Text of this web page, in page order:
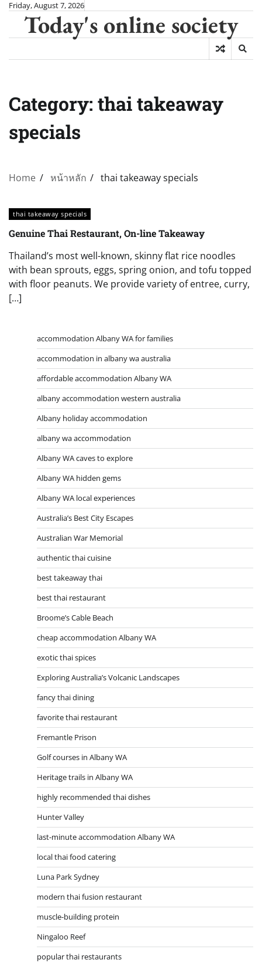
Skip
content
Friday, August 7, 2026
Today's online society
Category: thai takeaway
specials
Home หน้าหลัก thai takeaway specials
thai takeaway specials
Genuine Thai Restaurant, On-line Takeaway
Thailand’s most well-known, skinny flat rice noodles
with bean sprouts, eggs, spring onion, and tofu topped
with floor peanuts. We provide variety of entree, curry,
[…]
accommodation Albany WA for families
accommodation in albany wa australia
affordable accommodation Albany WA
albany accommodation western australia
Albany holiday accommodation
albany wa accommodation
Albany WA caves to explore
Albany WA hidden gems
Albany WA local experiences
Australia’s Best City Escapes
Australian War Memorial
authentic thai cuisine
best takeaway thai
best thai restaurant
Broome’s Cable Beach
cheap accommodation Albany WA
exotic thai spices
Exploring Australia’s Volcanic Landscapes
fancy thai dining
favorite thai restaurant
Fremantle Prison
Golf courses in Albany WA
Heritage trails in Albany WA
highly recommended thai dishes
Hunter Valley
last-minute accommodation Albany WA
local thai food catering
Luna Park Sydney
modern thai fusion restaurant
muscle-building protein
Ningaloo Reef
popular thai restaurants